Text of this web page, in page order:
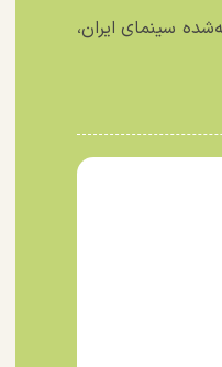
سینمای ایران،